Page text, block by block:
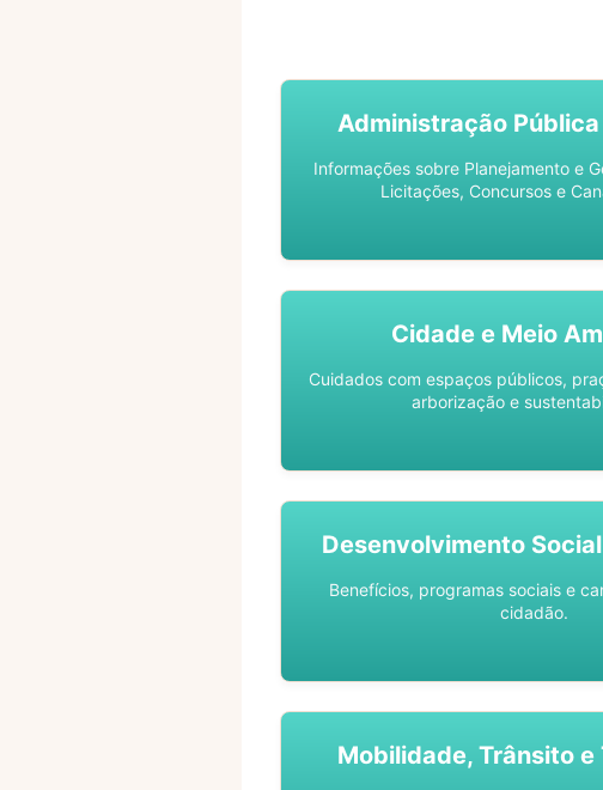
Administração
Informações sobre Planejamento e
Licitações, Concursos e
Cidade e Meio
Cuidados com espaços públicos,
arborização e
Desenvolvimento
Benefícios, programas sociais e
cidadão.
Mobilidade, Trânsito